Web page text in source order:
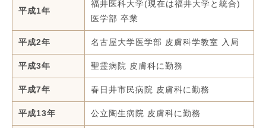
平成1年
福井医科大学(現在は福井大学と統合)
医学部 卒業
平成2年 名古屋大学医学部 皮膚科学教室 入局
平成3年 聖霊病院 皮膚科に勤務
平成7年 春日井市民病院 皮膚科に勤務
平成13年 公立陶生病院 皮膚科に勤務